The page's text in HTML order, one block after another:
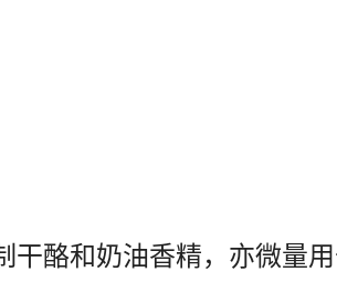
干酪和奶油香精，亦微量